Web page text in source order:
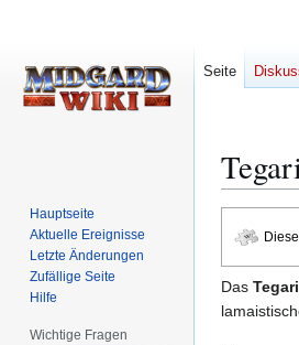
Navigation
springen
Suche
springen
Das
Seite
Hauptseite
Aktuelle Ereignisse
Letzte Änderungen
Zufällige Seite
Hilfe
Wichtige Fragen